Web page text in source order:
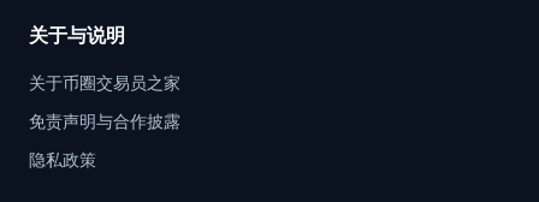
关于与说明
关于币圈交易员之家
免责声明与合作披露
隐私政策